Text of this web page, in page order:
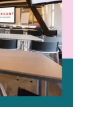
personen